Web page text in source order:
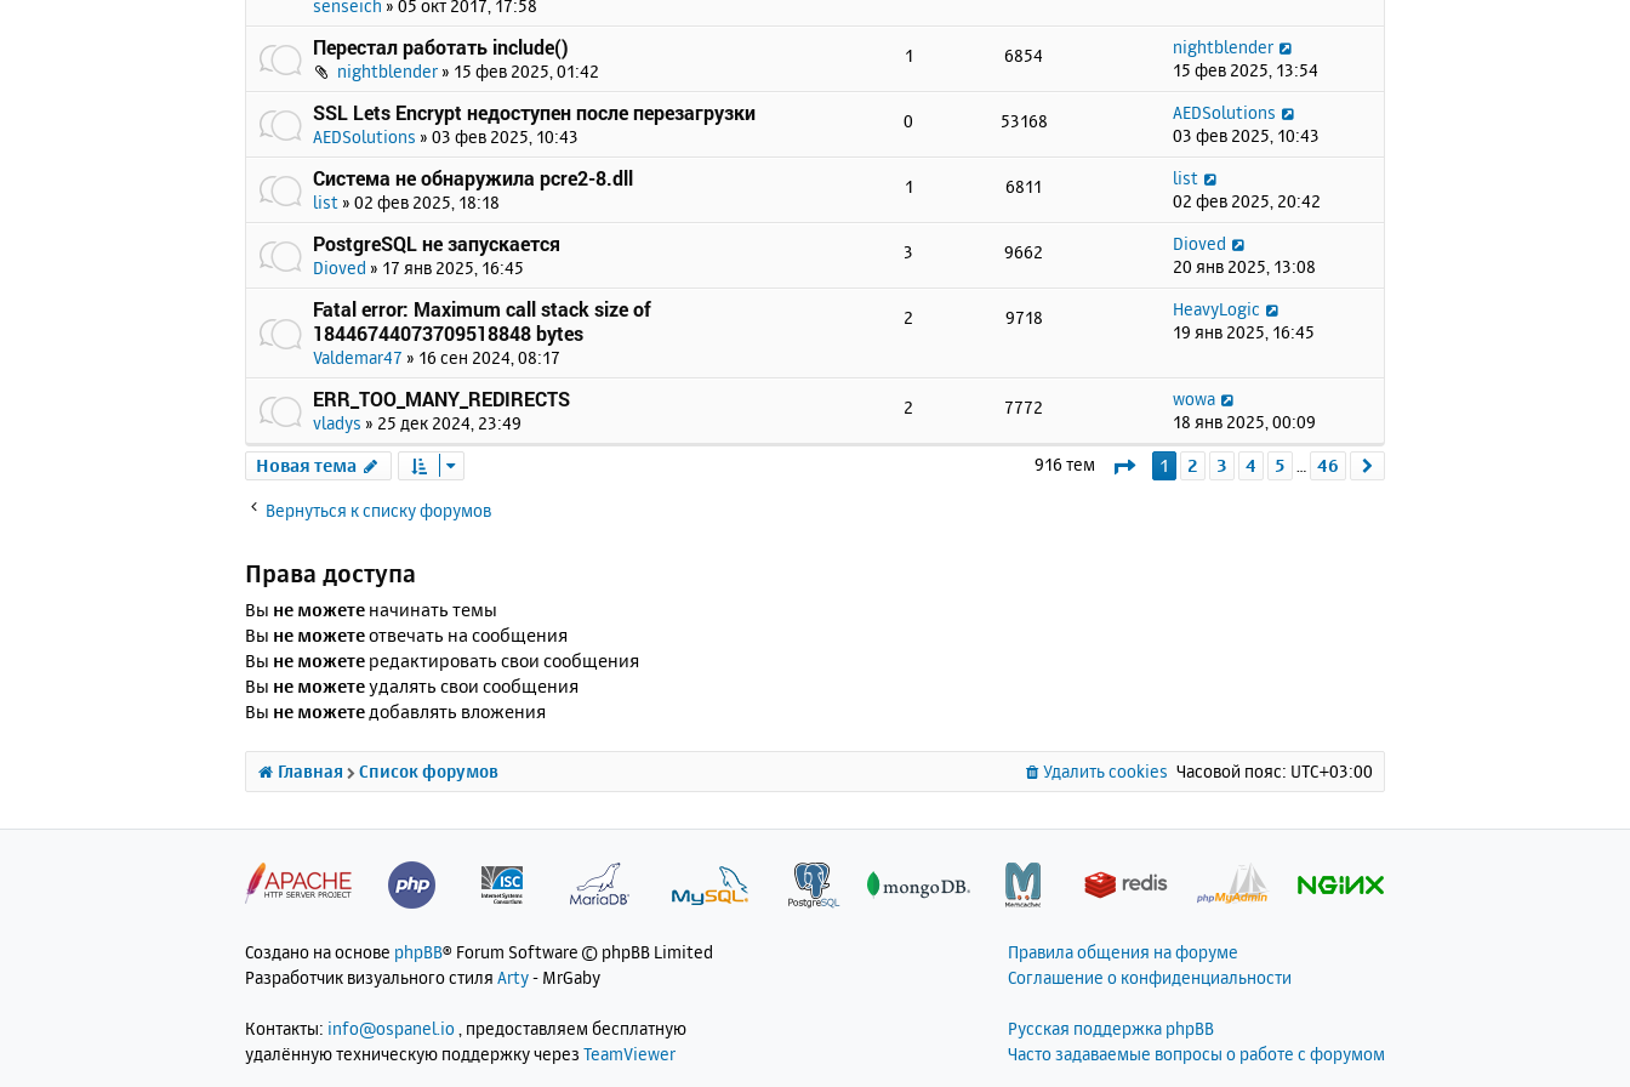
senseich » 05 окт 2017, 17:58
Перестал работать include()
nightblender» 15 фев 2025, 01:42
1 6854
nightblender
15 фев 2025, 13:54
SSL Lets Encrypt недоступен после перезагрузки
AEDSolutions » 03 фев 2025, 10:43
0 53168
AEDSolutions
03 фев 2025, 10:43
Система не обнаружила pcre2-8.dll
list » 02 фев 2025, 18:18
1 6811
list
02 фев 2025, 20:42
PostgreSQL не запускается
Dioved » 17 янв 2025, 16:45
3 9662
Dioved
20 янв 2025, 13:08
Fatal error: Maximum call stack size of
18446744073709518848 bytes
Valdemar47 » 16 сен 2024, 08:17
2 9718
HeavyLogic
19 янв 2025, 16:45
ERR_TOO_MANY_REDIRECTS
vladys » 25 дек 2024, 23:49
2 7772
wowa
18 янв 2025, 00:09
Новая тема 916 тем Страница1 из 46
1 2 3 4 5 … 46
Вернуться к списку форумов
Права доступа
Вы не можете начинать темы
Вы не можетеотвечать на сообщения
Вы не можете редактировать свои сообщения
Вы не можетеудалять свои сообщения
Вы не можетедобавлять вложения
Главная Список форумов Часовой пояс: UTC+03:00
Удалить cookies
Создано на основе phpBB® Forum Software © phpBB Limited
Разработчик визуального стиля Arty- MrGaby
Контакты: info@ospanel.io , предоставляем бесплатную
удалённую техническую поддержку через TeamViewer
Правила общения на форуме
Соглашение о конфиденциальности
Русская поддержка phpBB
Часто задаваемые вопросы о работе с форумом